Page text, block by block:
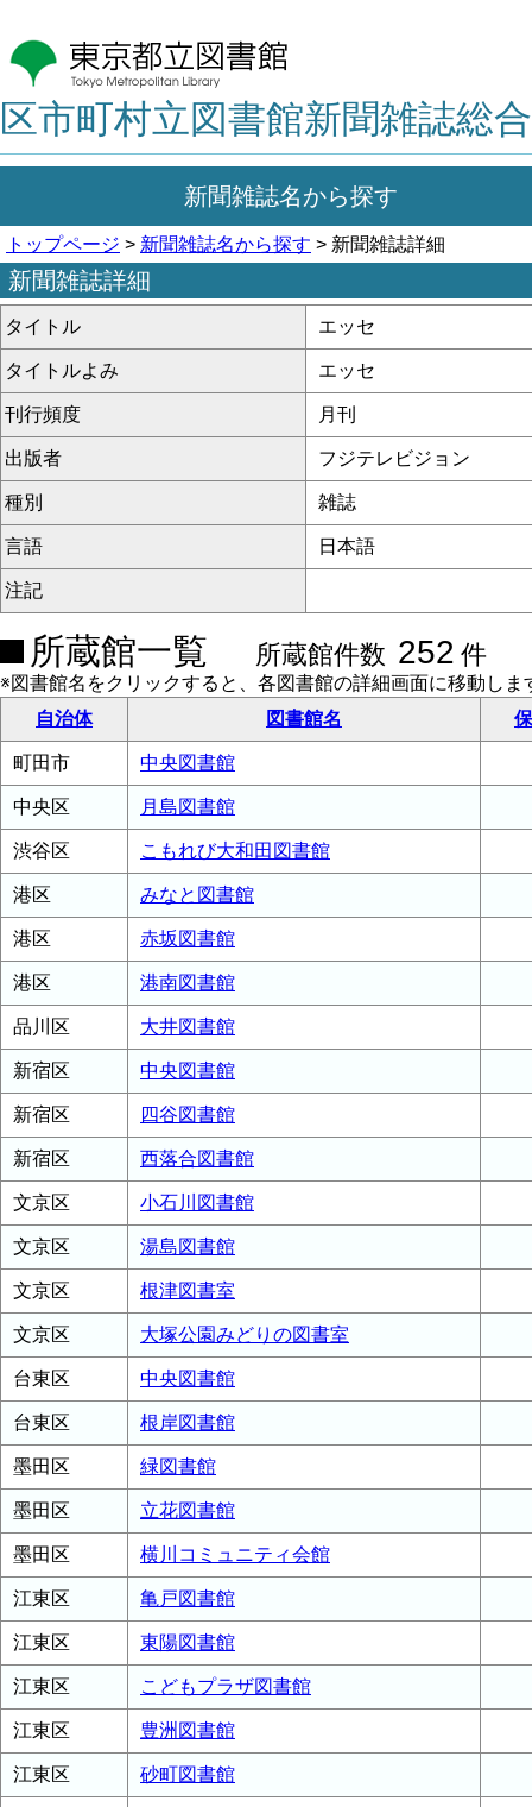
区市町村立図書館新聞雑誌総
新聞雑誌名から探す
トップページ > 新聞雑誌名から探す > 新聞雑誌詳細
新聞雑誌詳細
タイトル エッセ
タイトルよみ エッセ
刊行頻度 月刊
出版者 フジテレビジョン
種別 雑誌
言語 日本語
注記
所蔵館一覧 所蔵館件数 252 件
※図書館名をクリックすると、各図書館の詳細画面に移動しま
自治体
図書館名
町田市 中央図書館
中央区 月島図書館
渋谷区 こもれび大和田図書館
港区 みなと図書館
港区 赤坂図書館
港区 港南図書館
品川区 大井図書館
新宿区 中央図書館
新宿区 四谷図書館
新宿区 西落合図書館
文京区 小石川図書館
文京区 湯島図書館
文京区 根津図書室
文京区 大塚公園みどりの図書室
台東区 中央図書館
台東区 根岸図書館
墨田区 緑図書館
墨田区 立花図書館
墨田区 横川コミュニティ会館
江東区 亀戸図書館
江東区 東陽図書館
江東区 こどもプラザ図書館
江東区 豊洲図書館
江東区 砂町図書館